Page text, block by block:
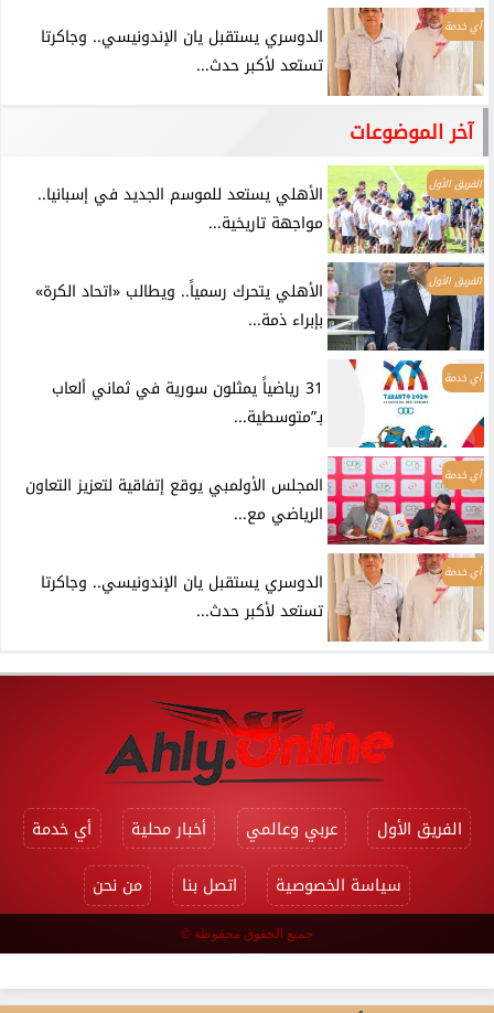
أي خدمة
الدوسري يستقبل يان الإندونيسي.. وجاكرتا
تستعد لأكبر حدث...
آخر الموضوعات
الفريق الأول
الأهلي يستعد للموسم الجديد في إسبانيا..
مواجهة تاريخية...
الفريق الأول
الأهلي يتحرك رسمياً.. ويطالب «اتحاد الكرة»
بإبراء ذمة...
أي خدمة
31 رياضياً يمثلون سورية في ثماني ألعاب
بـ”متوسطية...
أي خدمة
المجلس الأولمبي يوقع إتفاقية لتعزيز التعاون
الرياضي مع...
أي خدمة
الدوسري يستقبل يان الإندونيسي.. وجاكرتا
تستعد لأكبر حدث...
الفريق الأول عربي وعالمي أخبار محلية
أي خدمة
سياسة الخصوصية
اتصل بنا من نحن
جميع الحقوق محفوظة ©